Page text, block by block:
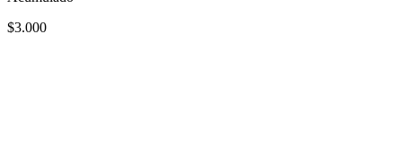
$3.000